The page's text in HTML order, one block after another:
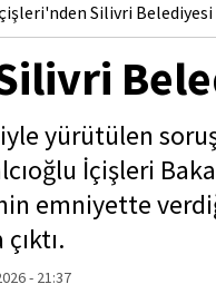
Silivri Belediyesi
yürütülen
İçişleri
emniyette
- 21:37